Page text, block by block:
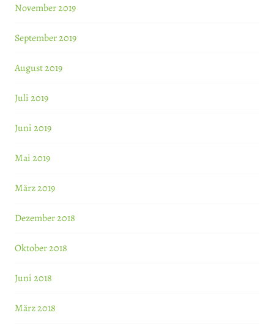
November 2019
September 2019
August 2019
Juli 2019
Juni 2019
Mai 2019
März 2019
Dezember 2018
Oktober 2018
Juni 2018
März 2018